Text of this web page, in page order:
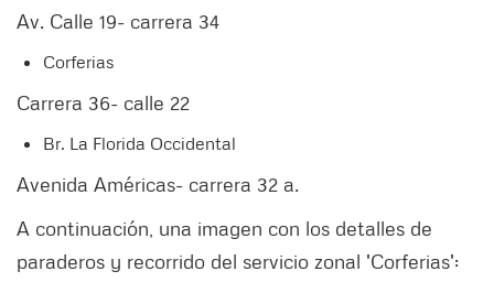
Av. Calle 19- carrera 34
Corferias
Carrera 36- calle 22
Br. La Florida Occidental
Avenida Américas- carrera 32 a.
A continuación, una imagen con los detalles de
paraderos y recorrido del servicio zonal 'Corferias':